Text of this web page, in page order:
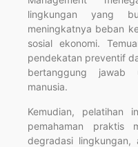
lingkungan yang
meningkatnya beban
sosial ekonomi.
pendekatan preventif
bertanggung jawab
manusia.
Kemudian, pelatihan
pemahaman praktis
degradasi lingkungan,